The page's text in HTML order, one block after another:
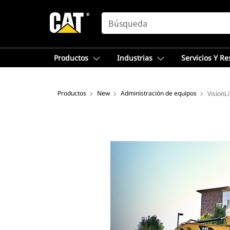
SEARCH
Productos Industrias Servicios Y
Productos New Administración de equipos